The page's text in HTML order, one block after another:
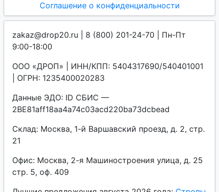
Соглашение о конфиденциальности
zakaz@drop20.ru | 8 (800) 201-24-70 | Пн-Пт
9:00-18:00
ООО «ДРОП» | ИНН/КПП: 5404317690/540401001
| ОГРН: 1235400020283
Данные ЭДО: ID СБИС —
2BE81aff18aa4a74c03acd220ba73dcbead
Склад: Москва, 1-й Варшавский проезд, д. 2, стр.
21
Офис: Москва, 2-я Машиностроения улица, д. 25
стр. 5, оф. 409